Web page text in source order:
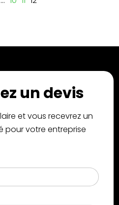
un devis
et vous recevrez un
pour votre entreprise